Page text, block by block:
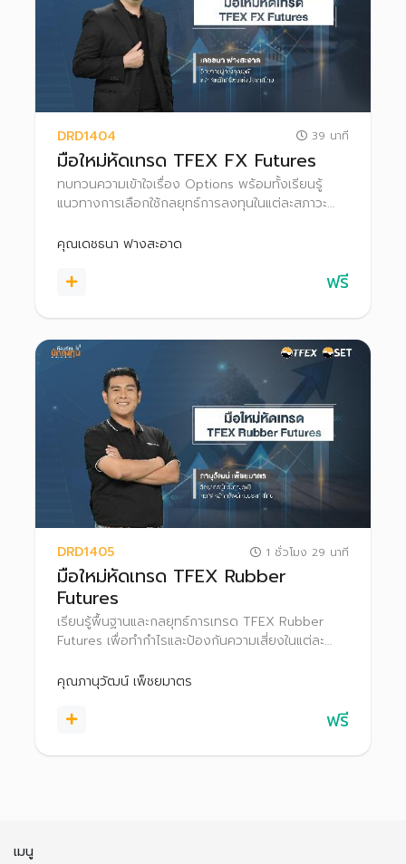
DRD1404 39 นาที
มือใหม่หัดเทรด TFEX FX Futures
ทบทวนความเข้าใจเรื่อง Options พร้อมทั้งเรียนรู้
แนวทางการเลือกใช้กลยุทธ์การลงทุนในแต่ละสภาวะ
ตัดสินใจในการเทรด Options
คุณเดชธนา ฟางสะอาด
ฟรี
DRD1405 1 ชั่วโมง 29 นาที
มือใหม่หัดเทรด TFEX Rubber
Futures
เรียนรู้พื้นฐานและกลยุทธ์การเทรด TFEX Rubber
Futures เพื่อทำกำไรและป้องกันความเสี่ยงในแต่ละ
คุณภานุวัฒน์ เพ็ชยมาตร
ฟรี
เมนู